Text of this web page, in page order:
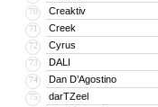
70 Creaktiv
71 Creek
72 Cyrus
73 DALI
74 Dan D’Agostino
75 darTZeel